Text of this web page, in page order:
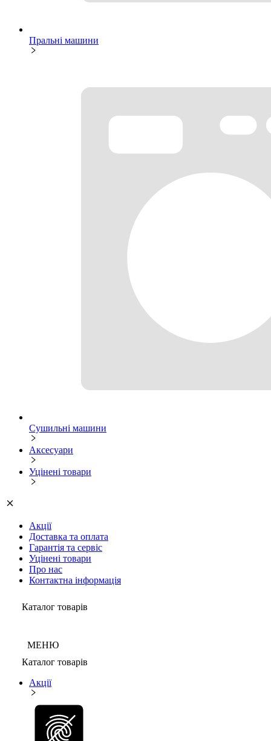
Пральні машини
Сушильні машини
Аксесуари
Уцінені товари
Акції
Доставка та оплата
Гарантія та сервіс
Уцінені товари
Про нас
Контактна інформація
Каталог товарів
МЕНЮ
Каталог товарів
Акції